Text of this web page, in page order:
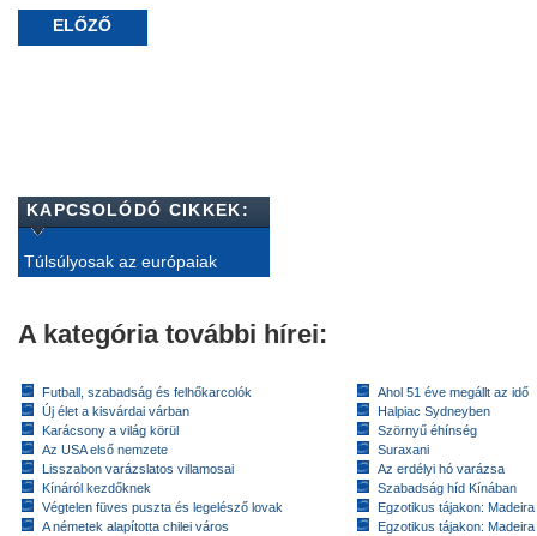
ELŐZŐ
KAPCSOLÓDÓ CIKKEK:
Túlsúlyosak az európaiak
A kategória további hírei:
Futball, szabadság és felhőkarcolók
Új élet a kisvárdai várban
Karácsony a világ körül
Az USA első nemzete
Lisszabon varázslatos villamosai
Kínáról kezdőknek
Végtelen füves puszta és legelésző lovak
A németek alapította chilei város
Ahol 51 éve megállt az idő
Halpiac Sydneyben
Szörnyű éhínség
Suraxani
Az erdélyi hó varázsa
Szabadság híd Kínában
Egzotikus tájakon:
Egzotikus tájakon: